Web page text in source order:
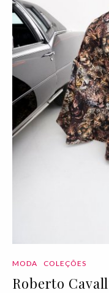
MODA COLEÇÕES
Roberto